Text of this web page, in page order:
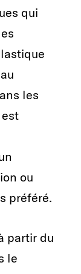
qui
les
ou
préféré.
partir du
le